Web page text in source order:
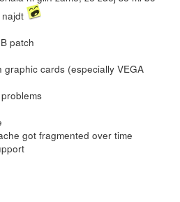
patch
cards (especially VEGA
got fragmented over time